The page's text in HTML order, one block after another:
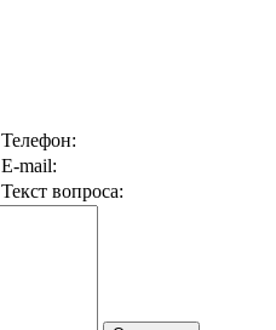
Телефон:
E-mail:
Текст вопроса: